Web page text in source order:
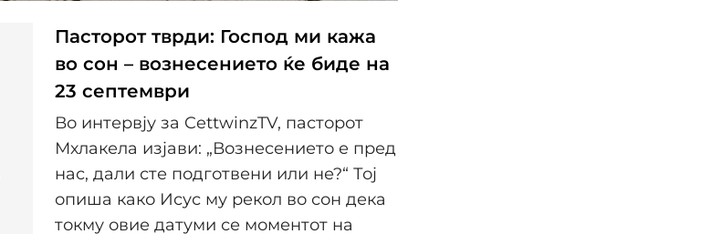
Пасторот тврди: Господ ми кажа
во сон – вознесението ќе биде на
23 септември
Во интервју за CettwinzTV, пасторот
Мхлакела изјави: „Вознесението е пред
нас, дали сте подготвени или не?“ Тој
опиша како Исус му рекол во сон дека
токму овие датуми се моментот на